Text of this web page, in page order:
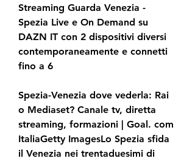
Streaming Guarda Venezia -
Spezia Live e On Demand su
DAZN IT con 2 dispositivi diversi
contemporaneamente e connetti
fino a 6
Spezia-Venezia dove vederla: Rai
o Mediaset? Canale tv, diretta
streaming, formazioni | Goal. com
ItaliaGetty ImagesLo Spezia sfida
il Venezia nei trentaduesimi di